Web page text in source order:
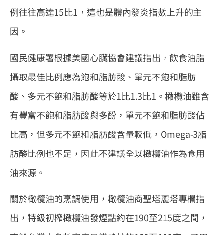
例往往高達15比1，這也是體內發炎指數上升的主
因。
國民健康署根據美國心臟協會建議指出，飲食油脂
攝取最佳比例應為飽和脂肪酸、單元不飽和脂肪
酸、多元不飽和脂肪酸等於1比1.3比1。橄欖油雖含
有豐富不飽和脂肪酸與多酚，單元不飽和脂肪酸佔
比高，但多元不飽和脂肪酸含量較低，Omega-3脂
肪酸比例也不足，因此不建議全以橄欖油作為食用
油來源。
關於橄欖油的烹調使用，橄欖油商聖塔麗塔專欄指
出，特級初榨橄欖油發煙點約在190至215度之間，